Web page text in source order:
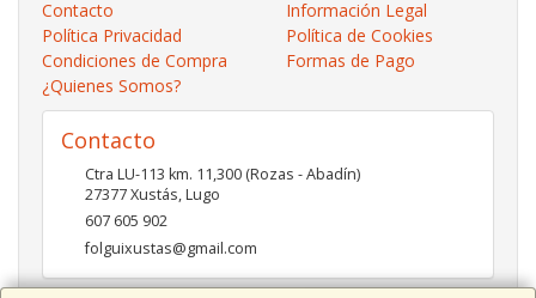
Contacto
Información Legal
Política Privacidad
Política de Cookies
Condiciones de Compra
Formas de Pago
¿Quienes Somos?
Contacto
Ctra LU-113 km. 11,300 (Rozas - Abadín)
27377Xustás,Lugo
607 605 902
folguixustas@gmail.com